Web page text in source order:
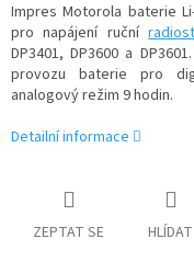
Impres Motorola baterie
pro napájení ruční
DP3401, DP3600 a
provozu baterie pro
analogový režim 9 hodin.
Detailní informace
ZEPTAT SE HLÍDAT